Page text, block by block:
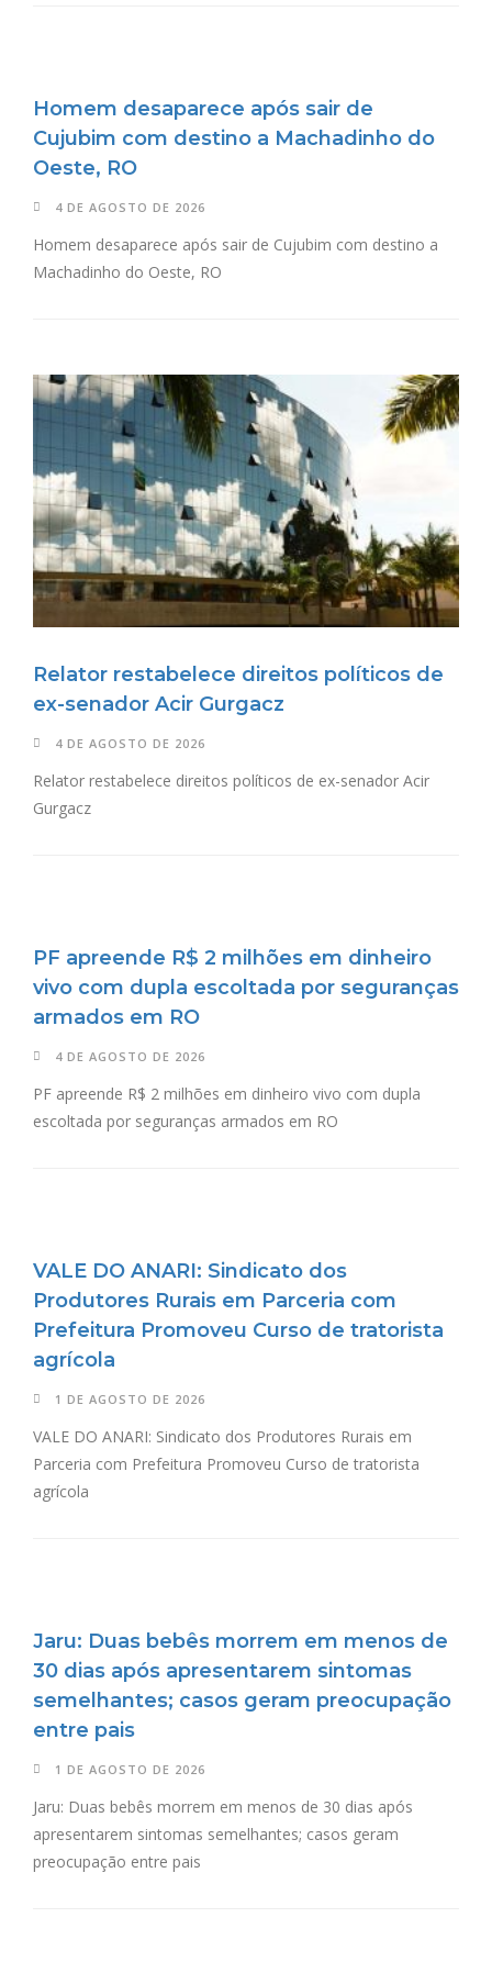
Homem desaparece após sair de
Cujubim com destino a Machadinho do
Oeste, RO
4 DE AGOSTO DE 2026
Homem desaparece após sair de Cujubim com destino a
Machadinho do Oeste, RO
Relator restabelece direitos políticos de
ex-senador Acir Gurgacz
4 DE AGOSTO DE 2026
Relator restabelece direitos políticos de ex-senador Acir
Gurgacz
PF apreende R$ 2 milhões em dinheiro
vivo com dupla escoltada por seguranças
armados em RO
4 DE AGOSTO DE 2026
PF apreende R$ 2 milhões em dinheiro vivo com dupla
escoltada por seguranças armados em RO
VALE DO ANARI: Sindicato dos
Produtores Rurais em Parceria com
Prefeitura Promoveu Curso de tratorista
agrícola
1 DE AGOSTO DE 2026
VALE DO ANARI: Sindicato dos Produtores Rurais em
Parceria com Prefeitura Promoveu Curso de tratorista
agrícola
Jaru: Duas bebês morrem em menos de
30 dias após apresentarem sintomas
semelhantes; casos geram preocupação
entre pais
1 DE AGOSTO DE 2026
Jaru: Duas bebês morrem em menos de 30 dias após
apresentarem sintomas semelhantes; casos geram
preocupação entre pais